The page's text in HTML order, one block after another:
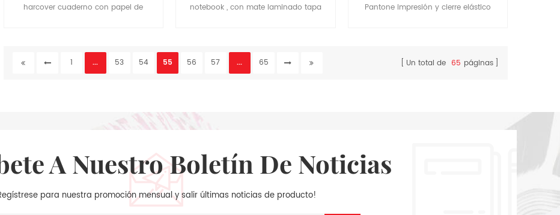
harcover cuaderno con papel de
notebook , con mate laminado tapa
Pantone impresión y cierre elástico
1 ... 53 54 55 56 57 ... 65 Un total de 65 páginas
A Nuestro Boletín De Noticias
para nuestra promoción mensual y salir últimas noticias de producto!